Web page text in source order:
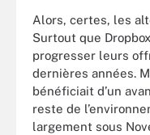
Alors, certes, les
Surtout que
progresser leurs
dernières années.
bénéficiait d’un
reste de
largement sous